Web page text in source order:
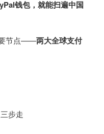
钱包，就能扫遍中国
要节点——两大全球支付